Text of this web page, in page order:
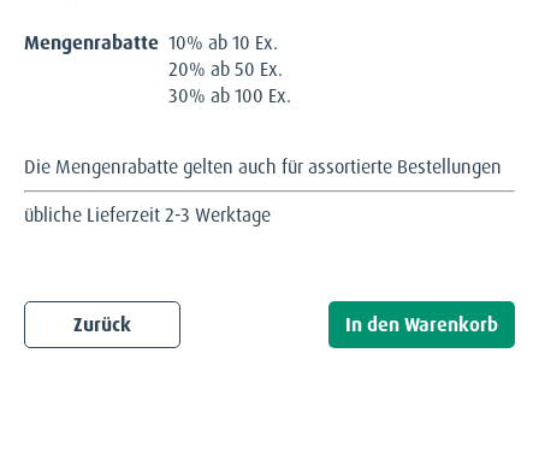
Mengenrabatte 10% ab 10 Ex.
20% ab 50 Ex.
30% ab 100 Ex.
Die Mengenrabatte gelten auch für assortierte Bestellungen
übliche Lieferzeit 2-3 Werktage
Zurück